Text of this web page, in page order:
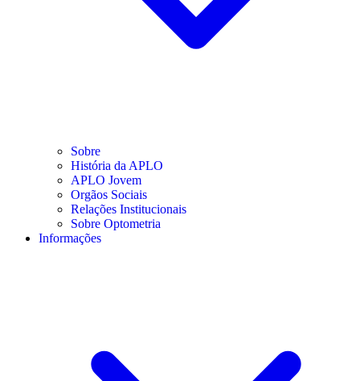
Sobre
História da APLO
APLO Jovem
Orgãos Sociais
Relações Institucionais
Sobre Optometria
Informações